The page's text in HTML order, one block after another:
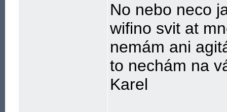
No nebo neco
wifino svit at
nemám ani
to nechám na
Karel